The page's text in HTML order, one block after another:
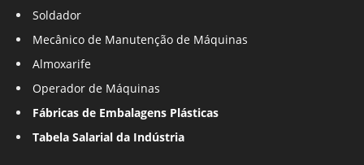
Soldador
Mecânico de Manutenção de Máquinas
Almoxarife
Operador de Máquinas
Fábricas de Embalagens Plásticas
Tabela Salarial da Indústria